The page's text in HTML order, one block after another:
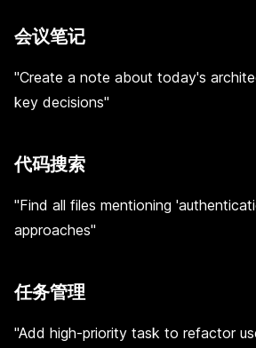
会议笔记
"Create a note about today's
key decisions"
代码搜索
"Find all files mentioning
approaches"
任务管理
"Add high-priority task to refactor